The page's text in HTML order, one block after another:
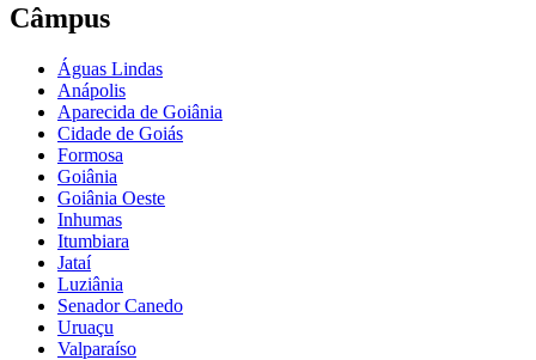
Câmpus
Águas Lindas
Anápolis
Aparecida de Goiânia
Cidade de Goiás
Formosa
Goiânia
Goiânia Oeste
Inhumas
Itumbiara
Jataí
Luziânia
Senador Canedo
Uruaçu
Valparaíso